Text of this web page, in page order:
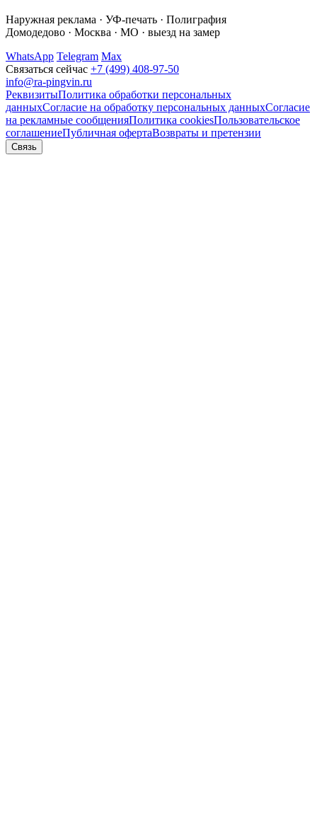
Наружная реклама · УФ-печать · Полиграфия
Домодедово · Москва · МО · выезд на замер
WhatsApp Telegram Max
Связаться сейчас +7 (499) 408-97-50
info@ra-pingvin.ru
РеквизитыПолитика обработки персональных
данныхСогласие на обработку персональных данныхСогласие
на рекламные сообщенияПолитика cookiesПользовательское
соглашениеПубличная офертаВозвраты и претензии
Связь